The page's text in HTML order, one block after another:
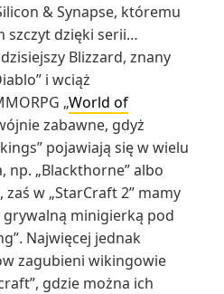
& Synapse, któremu
szczyt dzięki serii…
Blizzard, znany
i wciąż
„World of
zabawne, gdyż
pojawiają się w wielu
np. „Blackthorne” albo
w „StarCraft 2” mamy
minigierką pod
Najwięcej jednak
zagubieni wikingowie
gdzie można ich